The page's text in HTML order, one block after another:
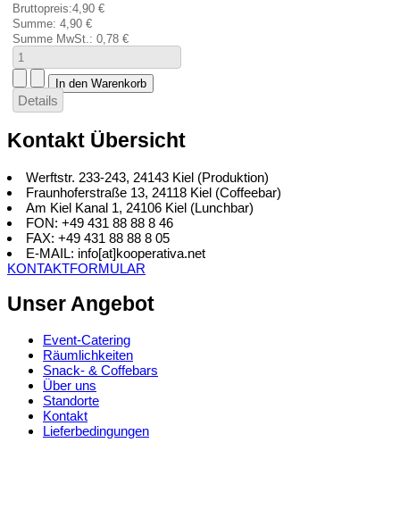
Bruttopreis:4,90 €
Summe: 4,90 €
Summe MwSt.: 0,78 €
Details
Kontakt Übersicht
Werftstr. 233-243, 24143 Kiel (Produktion)
Fraunhoferstraße 13, 24118 Kiel (Coffeebar)
Am Kiel Kanal 1, 24106 Kiel (Lunchbar)
FON: +49 431 88 88 8 46
FAX: +49 431 88 88 8 05
E-MAIL: info[at]kooperativa.net
KONTAKTFORMULAR
Unser Angebot
Event-Catering
Räumlichkeiten
Snack- & Coffebars
Über uns
Standorte
Kontakt
Lieferbedingungen